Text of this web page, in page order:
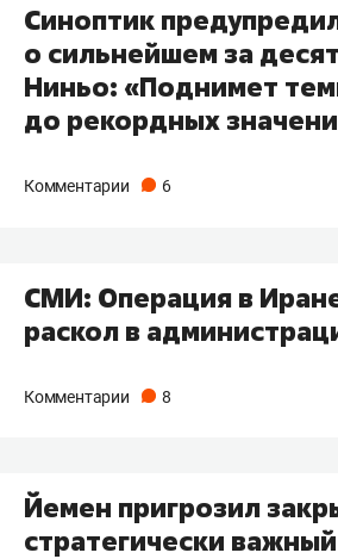
Синоптик
о сильнейшем за
Ниньо: «Поднимет
до рекордных
Комментарии 6
СМИ: Операция в
раскол в
Комментарии 8
Йемен пригрозил
стратегически